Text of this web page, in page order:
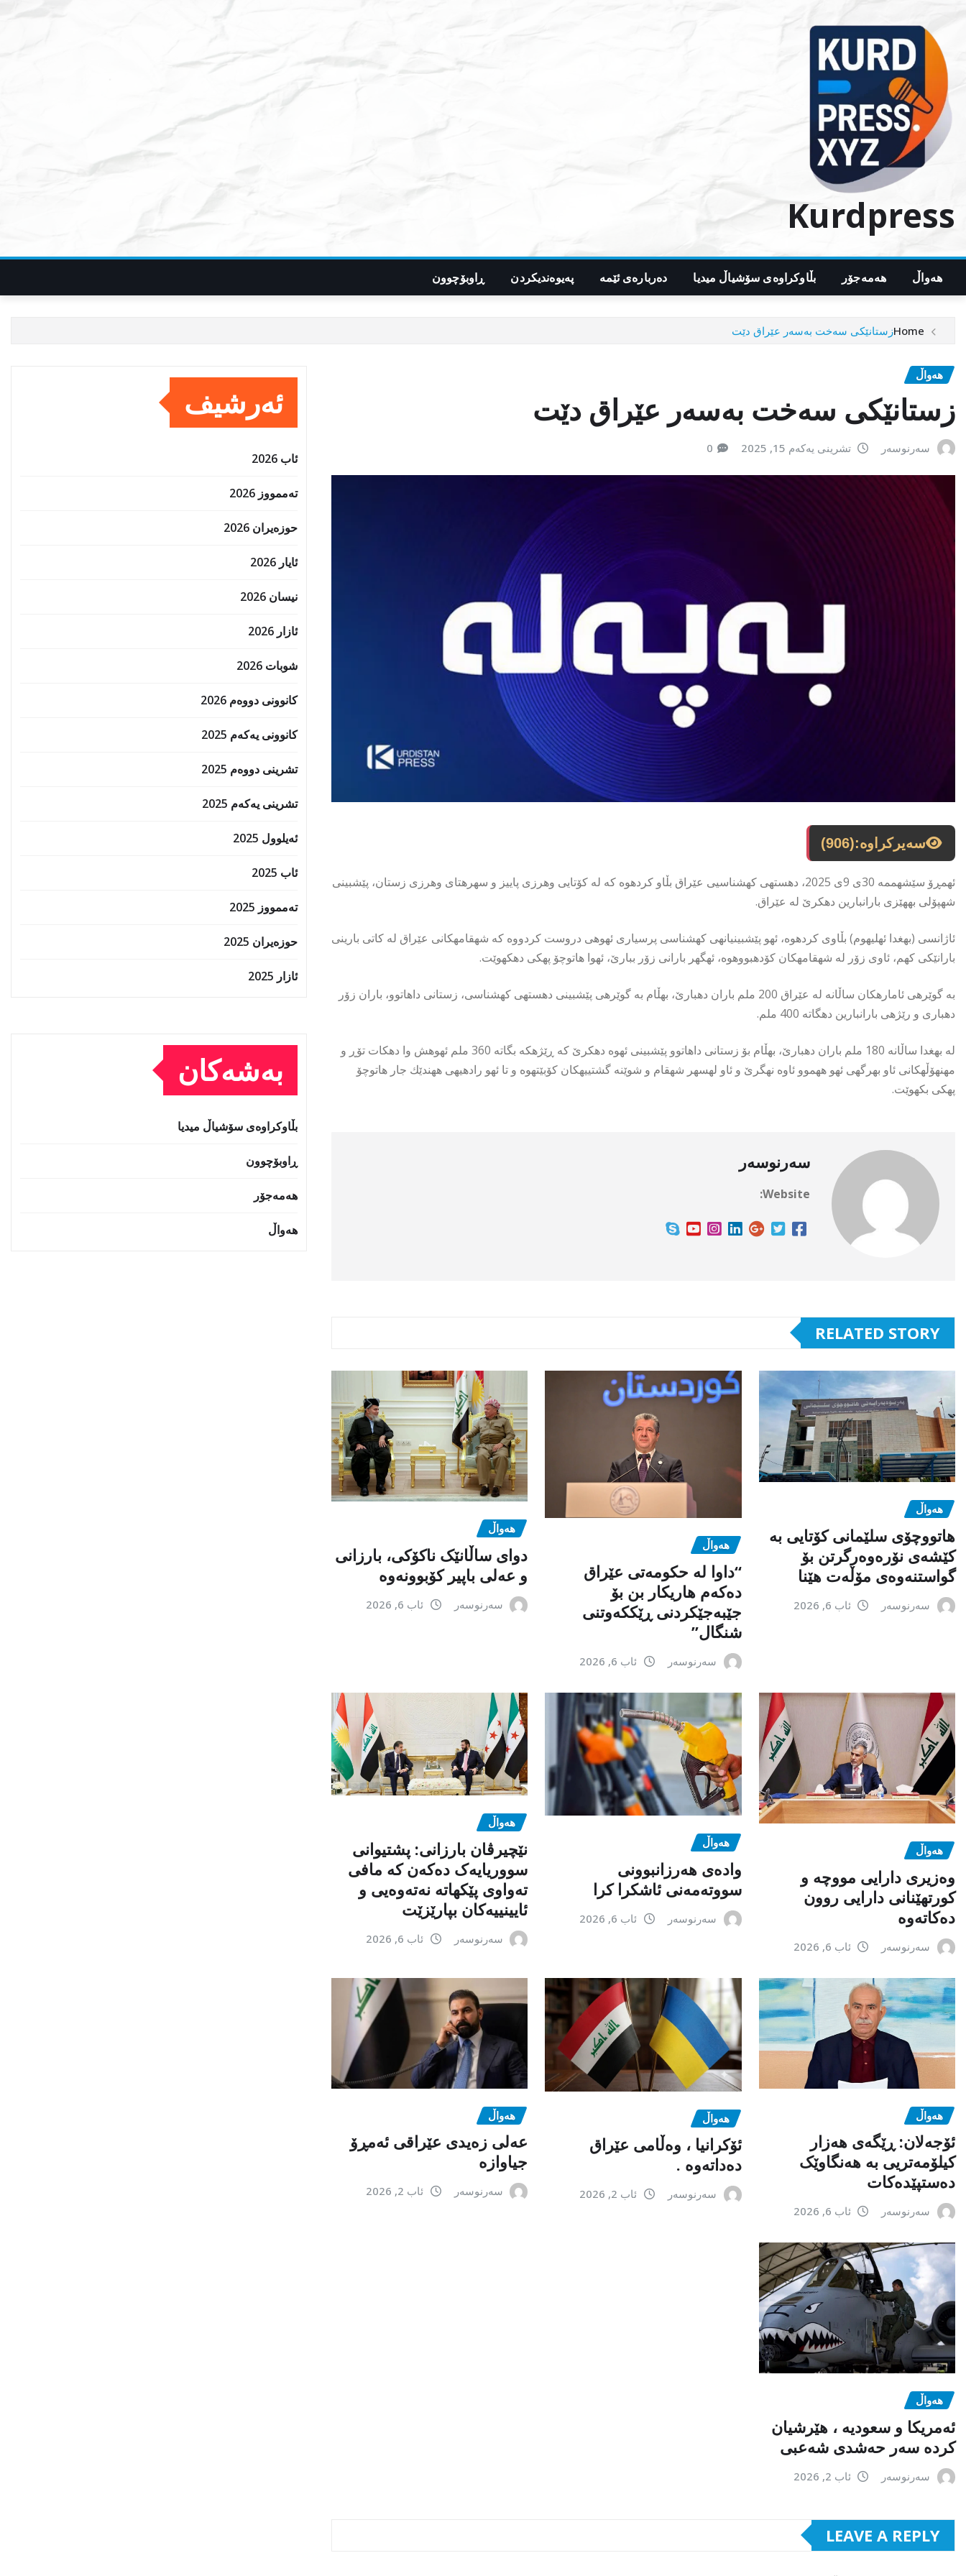
content
Kurdpress
هەواڵ هەمەجۆر بڵاوکراوەی سۆشیاڵ میدیا دەربارەی ئێمە پەیوەندیکردن ڕاوبۆچوون
Homeزستانێکی سەخت بەسەر عێراق دێت
هەواڵ
زستانێکی سەخت بەسەر عێراق دێت
سەرنوسەر تشرینی یەکەم 15, 2025 0
سەیرکراوە:(906)
ئهمڕۆ سێشهممه 30ی 9ی 2025، دهستهی كهشناسیی عێراق بڵاو كردهوه كه له كۆتایی وهرزی پاییز و سهرهتای وهرزی زستان، پێشبینی
شهپۆلی بههێزی بارانبارین دهكرێ له عێراق.
ئاژانسی (بهغدا ئهلیهوم) بڵاوی كردهوه، ئهو پێشبینیانهی كهشناسی پرسیاری ئهوهی دروست كردووه كه شهقامهكانی عێراق له كاتی بارینی
بارانێكی كهم، ئاوی زۆر له شهقامهكان كۆدهبووهوه، ئهگهر بارانی زۆر ببارێ، ئهوا هاتوچۆ پهكی دهكهوێت.
به گوێرهی ئامارهكان ساڵانه له عێراق 200 ملم باران دهبارێ، بهڵام به گوێرهی پێشبینی دهستهی كهشناسی، زستانی داهاتوو، باران زۆر
دهباری و رێژهی بارانبارین دهگاته 400 ملم.
له بهغدا ساڵانه 180 ملم باران دهبارێ، بهڵام بۆ زستانی داهاتوو پێشبینی ئهوه دهكرێ كه ڕێژهكه بگاته 360 ملم ئهوهش وا دهكات تۆڕ و
مهنهۆڵهكانی ئاو بهرگهی ئهو ههموو ئاوه نهگرێ و ئاو لهسهر شهقام و شوێنه گشتییهكان كۆبێتهوه و تا ئهو رادهیهی ههندێك جار هاتوچۆ
پهكی بكهوێت.
سەرنوسەر
Website:
RELATED STORY
هەواڵ
هاتووچۆی سلێمانی کۆتایی بە
کێشەی نۆرەوەرگرتن بۆ
گواستنەوەی مۆڵەت هێنا
سەرنوسەر ئاب 6, 2026
هەواڵ
“داوا لە حكومەتی عێراق
دەكەم هاریكار بن بۆ
جێبەجێكردنی ڕێككەوتنی
شنگال”
سەرنوسەر ئاب 6, 2026
هەواڵ
دوای ساڵانێک ناکۆکی، بارزانی
و عەلی باپیر کۆبوونەوە
سەرنوسەر ئاب 6, 2026
هەواڵ
وەزیری دارایی مووچە و
کورتهێنانی دارایی روون
دەکاتەوە
سەرنوسەر ئاب 6, 2026
هەواڵ
وادەی هەرزانبوونی
سووتەمەنی ئاشکرا کرا
سەرنوسەر ئاب 6, 2026
هەواڵ
نێچیرڤان بارزانی: پشتیوانی
سووریایەک دەکەن کە مافی
تەواوی پێکهاتە نەتەوەیی و
ئایینییەکان بپارێزێت
سەرنوسەر ئاب 6, 2026
هەواڵ
ئۆجەلان: ڕێگەی هەزار
کیلۆمەتریی بە هەنگاوێک
دەستپێدەکات
سەرنوسەر ئاب 6, 2026
هەواڵ
ئۆکرانیا ، وەڵامی عێراق
دەداتەوە .
سەرنوسەر ئاب 2, 2026
هەواڵ
عەلی زەیدی عێراقی ئەمڕۆ
جیاوازە
سەرنوسەر ئاب 2, 2026
هەواڵ
ئەمریکا و سعودیە ، هێرشیان
کردە سەر حەشدی شەعبی
سەرنوسەر ئاب 2, 2026
LEAVE A REPLY
ئەرشیف
ئاب 2026
تەممووز 2026
حوزه‌یران 2026
ئایار 2026
نیسان 2026
ئازار 2026
شوبات 2026
کانوونی دووەم 2026
کانوونی یەکەم 2025
تشرینی دووەم 2025
تشرینی یەکەم 2025
ئەیلوول 2025
ئاب 2025
تەممووز 2025
حوزه‌یران 2025
ئازار 2025
بەشەکان
بڵاوکراوەی سۆشیاڵ میدیا
ڕاوبۆچوون
هەمەجۆر
هەواڵ